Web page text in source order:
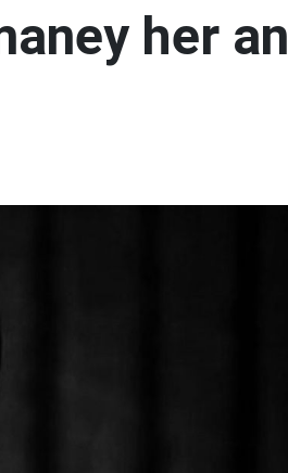
her an